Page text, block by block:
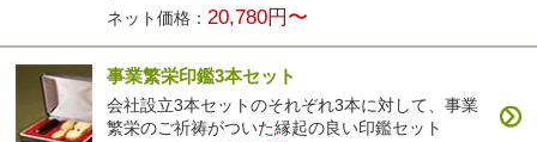
ネット価格： 20,780円〜
事業繁栄印鑑3本セット
会社設立3本セットのそれぞれ3本に対して、事業
繁栄のご祈祷がついた縁起の良い印鑑セット